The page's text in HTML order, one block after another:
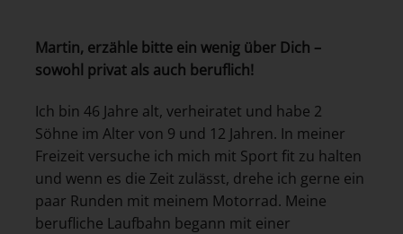
Martin, erzähle bitte ein wenig über Dich –
sowohl privat als auch beruflich!
Ich bin 46 Jahre alt, verheiratet und habe 2
Söhne im Alter von 9 und 12 Jahren. In meiner
Freizeit versuche ich mich mit Sport fit zu halten
und wenn es die Zeit zulässt, drehe ich gerne ein
paar Runden mit meinem Motorrad. Meine
berufliche Laufbahn begann mit einer